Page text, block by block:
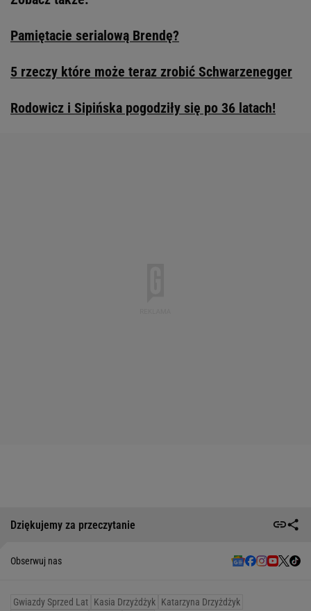
Pamiętacie serialową Brendę?
5 rzeczy które może teraz zrobić Schwarzenegger
Rodowicz i Sipińska pogodziły się po 36 latach!
Dziękujemy za przeczytanie
Obserwuj nas
Gwiazdy Sprzed Lat Kasia Drzyżdżyk Katarzyna Drzyżdżyk